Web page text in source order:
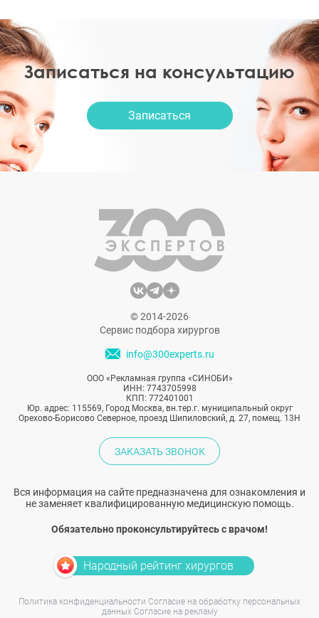
Записаться на консультацию
Записаться
© 2014-2026
Сервис подбора хирургов
info@300experts.ru
ООО «Рекламная группа «СИНОБИ»
ИНН: 7743705998
КПП: 772401001
Юр. адрес: 115569, Город Москва, вн.тер.г. муниципальный округ
Орехово-Борисово Северное, проезд Шипиловский, д. 27, помещ. 13Н
ЗАКАЗАТЬ ЗВОНОК
Вся информация на сайте предназначена для ознакомления и
не заменяет квалифицированную медицинскую помощь.
Обязательно проконсультируйтесь с врачом!
Народный рейтинг хирургов
Политика конфиденциальности Согласие на обработку персональных
данных Согласие на рекламу